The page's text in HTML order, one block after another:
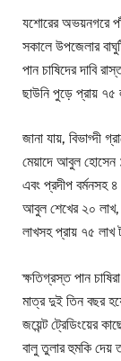
যশোরের অভয়নগরে
সকালে উপজেলার
পান চাষিদের দাবি
ছাউনি পুড়ে প্রায় ৭৫
জানা যায়, বিভাগ্দী
মেয়াদে আবুল হোসেন
এবং প্রদীপ বর্মনসহ
আবুল শেখের ২০ লাখ,
লাখসহ প্রায় ৭৫ লাখ
ক্ষতিগ্রস্ত পান
মাত্র দুই তিন বছর
জয়েন্ট ট্রেডিংয়ের
বালু তুলার হুমকি দেয়